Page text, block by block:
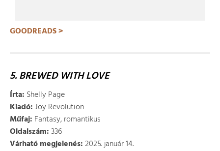
GOODREADS >
5. BREWED WITH LOVE
Írta: Shelly Page
Kiadó:Joy Revolution
Műfaj: Fantasy, romantikus
Oldalszám:336
Várható megjelenés:2025. január 14.